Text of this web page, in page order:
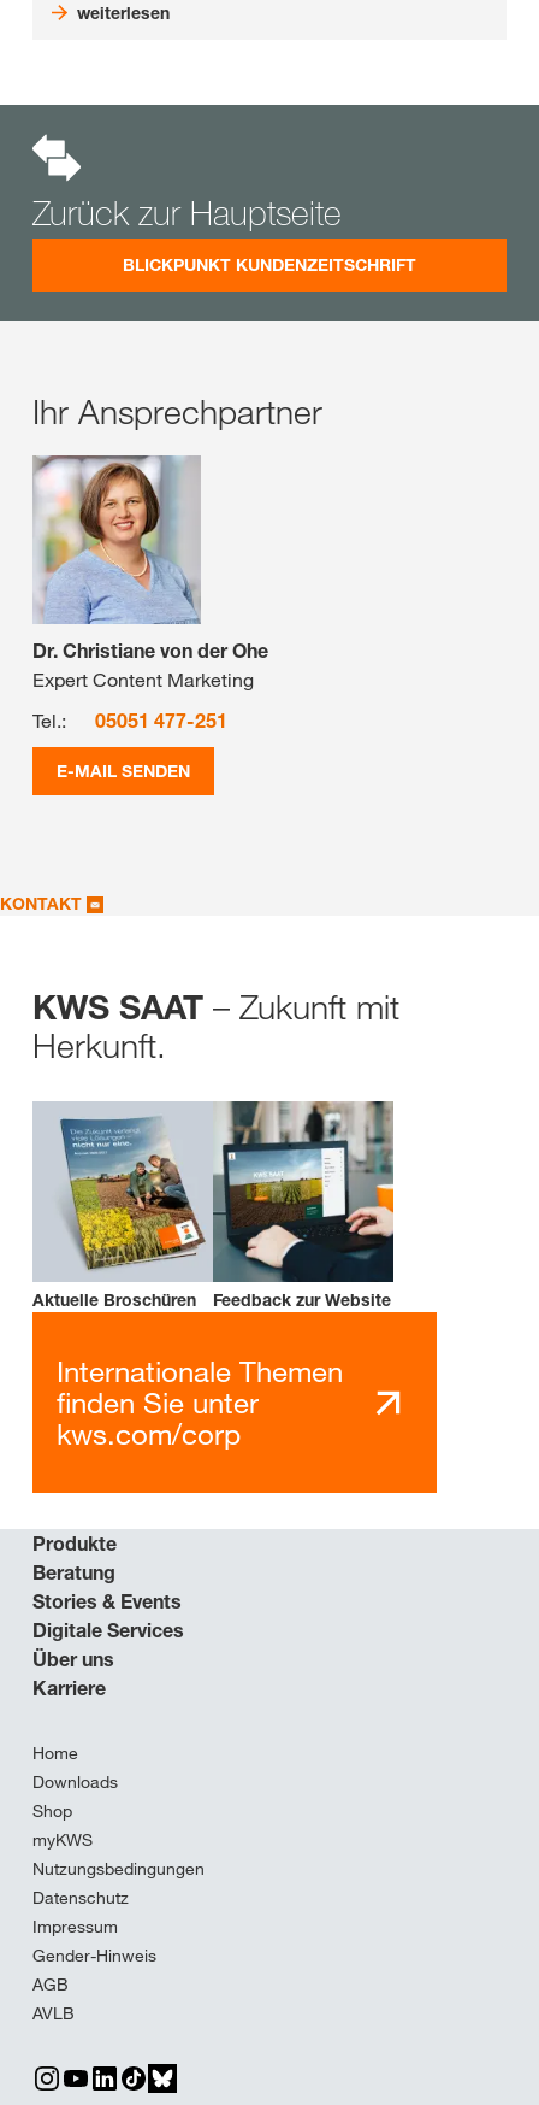
weiterlesen
Zurück zur Hauptseite
BLICKPUNKT KUNDENZEITSCHRIFT
Ihr Ansprechpartner
Dr. Christiane von der Ohe
Expert Content Marketing
Tel.:
05051 477-251
E-MAIL SENDEN
KONTAKT
KWS SAAT – Zukunft mit
Herkunft.
Aktuelle Broschüren Feedback zur Website
Internationale Themen
finden Sie unter
kws.com/corp
Produkte
Beratung
Stories & Events
Digitale Services
Über uns
Karriere
Home
Downloads
Shop
myKWS
Nutzungsbedingungen
Datenschutz
Impressum
Gender-Hinweis
AGB
AVLB